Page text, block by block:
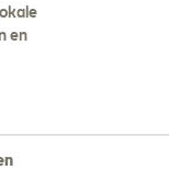
en